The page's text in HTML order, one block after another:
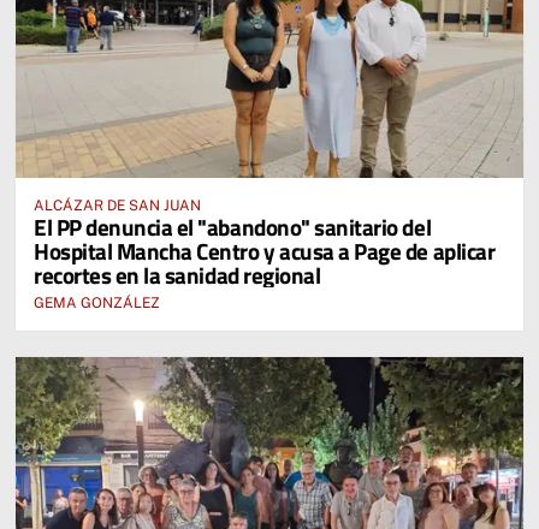
ALCÁZAR DE SAN JUAN
El PP denuncia el "abandono" sanitario del
Hospital Mancha Centro y acusa a Page de aplicar
recortes en la sanidad regional
GEMA GONZÁLEZ